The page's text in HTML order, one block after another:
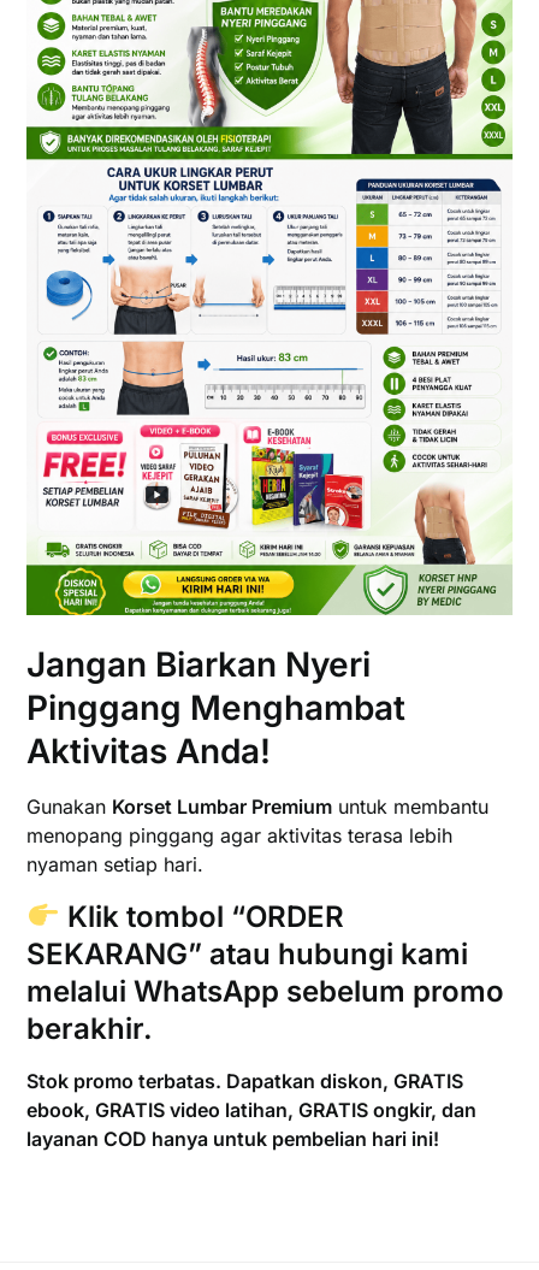
Jangan Biarkan Nyeri
Pinggang Menghambat
Aktivitas Anda!
Gunakan Korset Lumbar Premium untuk membantu
menopang pinggang agar aktivitas terasa lebih
nyaman setiap hari.
Klik tombol “ORDER
SEKARANG” atau hubungi kami
melaluiWhatsApp sebelum promo
berakhir.
Stok promo terbatas. Dapatkan diskon, GRATIS
ebook, GRATIS video latihan, GRATIS ongkir, dan
layanan COD hanya untuk pembelian hari ini!